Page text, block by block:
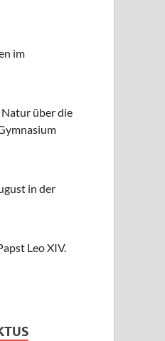
im
Natur über die
in der
Leo XIV.